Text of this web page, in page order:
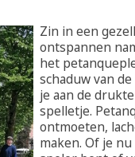
Zin in een
ontspannen
het
schaduw van
je aan de
spelletje.
ontmoeten,
maken. Of je